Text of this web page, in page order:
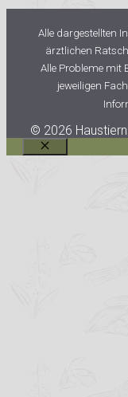
Alle dargestellten
ärztlichen
Alle Probleme mit
jeweiligen
© 2026
Schließen